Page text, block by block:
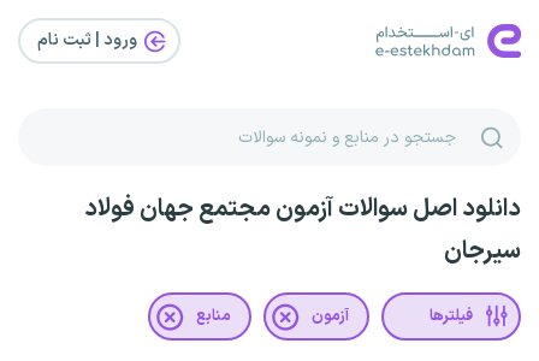
ورود | ثبت‌ نام
دانلود اصل سوالات آزمون مجتمع جهان فولاد
سیرجان
فیلترها آزمون منابع